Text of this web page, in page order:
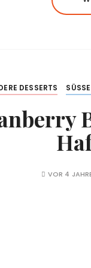
DESSERTS
VOR 4